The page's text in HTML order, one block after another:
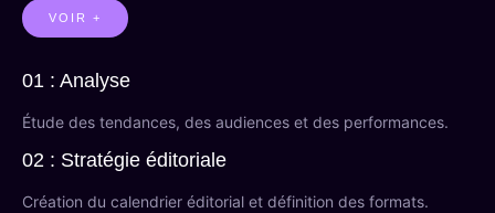
VOIR +
01 : Analyse
Étude des tendances, des audiences et des performances.
02 : Stratégie éditoriale
Création du calendrier éditorial et définition des formats.